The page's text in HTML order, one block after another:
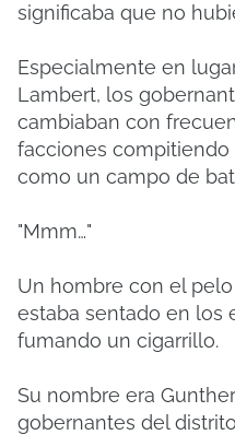
significaba que no
Especialmente en
Lambert, los
cambiaban con
facciones compitiendo
como un campo de
"Mmm…"
Un hombre con el
estaba sentado en los
fumando un cigarrillo.
Su nombre era
gobernantes del